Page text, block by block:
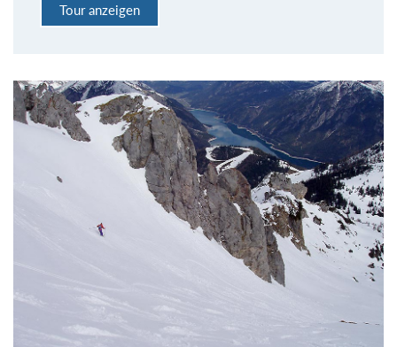
Tour anzeigen